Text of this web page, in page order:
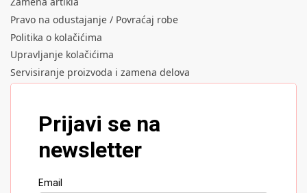
Pravo na odustajanje / Povraćaj robe
Politika o kolačićima
Upravljanje kolačićima
Servisiranje proizvoda i zamena delova